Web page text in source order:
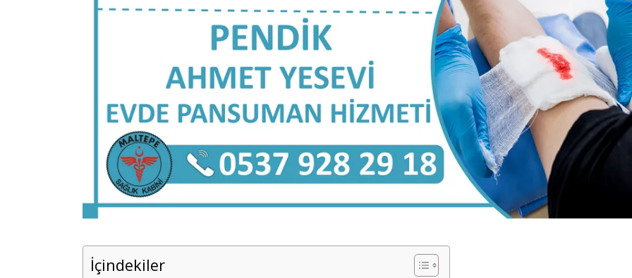
İçindekiler